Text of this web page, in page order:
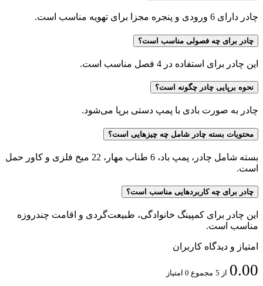
چادر دارای 6 ورودی و پنجره مجزا برای تهویه مناسب است.
چادر برای چه فصولی مناسب است؟
این چادر برای استفاده در 4 فصل مناسب است.
نحوه برپایی چادر چگونه است؟
چادر به صورت بادی با پمپ دستی برپا می‌شود.
محتویات بسته چادر شامل چه چیزهایی است؟
بسته شامل چادر، پمپ باد، 6 طناب مهار، 22 میخ فلزی و کاور حمل
است.
چادر برای چه کاربردهایی مناسب است؟
این چادر برای کمپینگ خانوادگی، طبیعت‌گردی و اقامت چندروزه
مناسب است.
امتیاز و دیدگاه کاربران
0.00 از 5 مجموع 0 امتیاز